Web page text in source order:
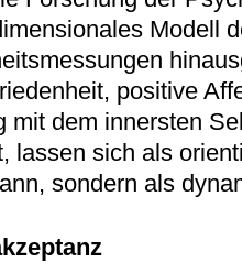
Modell
positive
mit dem innersten
lassen sich als
sondern als